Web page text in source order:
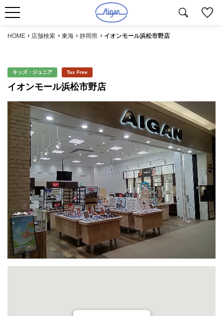
HOME 店舗検索 東海 静岡県 イオンモール浜松市野店
キッズ・ジュニア Tax Free
イオンモール浜松市野店